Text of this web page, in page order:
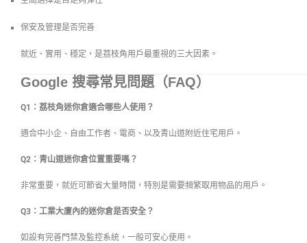
保安及管理是否完善
就近、實用、穩定，是荔枝角用戶最重視的三大因素。
Google 搜尋常見問題（FAQ）
Q1：荔枝角迷你倉適合哪些人使用？
適合中小企、自由工作者、電商、以及青山道附近住宅用戶。
Q2：青山道迷你倉位置重要嗎？
非常重要，就近可節省大量時間，特別是需要頻繁取用物品的用戶。
Q3：工業大廈內的迷你倉是否安全？
如設有完善門禁及監控系統，一般可安心使用。